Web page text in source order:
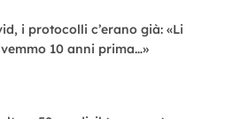
i protocolli c’erano già: «Li
10 anni prima…»